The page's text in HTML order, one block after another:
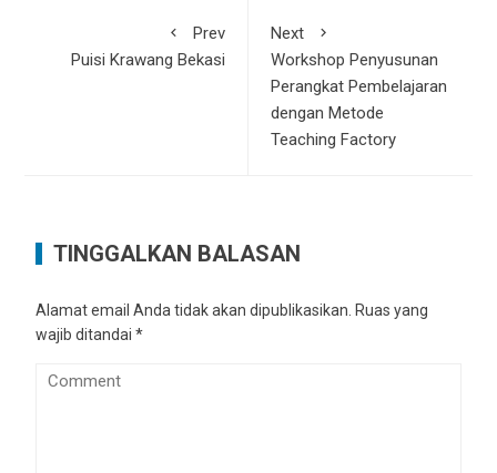
Prev
Puisi Krawang Bekasi
Next
Workshop Penyusunan
Perangkat Pembelajaran
dengan Metode
Teaching Factory
TINGGALKAN BALASAN
Alamat email Anda tidak akan dipublikasikan. Ruas yang
wajib ditandai*